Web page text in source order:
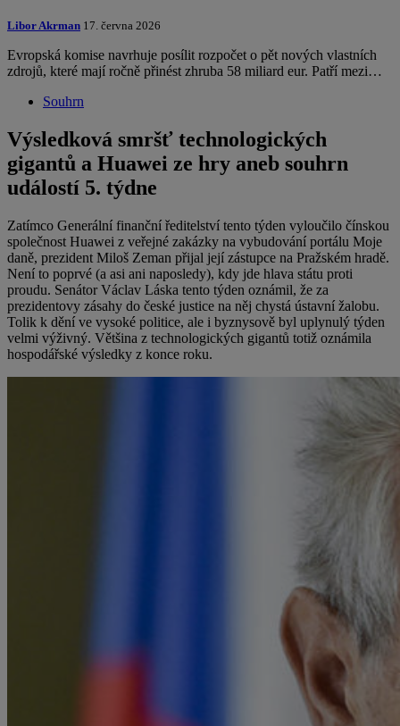
Libor Akrman 17. června 2026
Evropská komise navrhuje posílit rozpočet o pět nových vlastních
zdrojů, které mají ročně přinést zhruba 58 miliard eur. Patří mezi…
Souhrn
Výsledková smršť technologických
gigantů a Huawei ze hry aneb souhrn
událostí 5. týdne
Zatímco Generální finanční ředitelství tento týden vyloučilo čínskou
společnost Huawei z veřejné zakázky na vybudování portálu Moje
daně, prezident Miloš Zeman přijal její zástupce na Pražském hradě.
Není to poprvé (a asi ani naposledy), kdy jde hlava státu proti
proudu. Senátor Václav Láska tento týden oznámil, že za
prezidentovy zásahy do české justice na něj chystá ústavní žalobu.
Tolik k dění ve vysoké politice, ale i byznysově byl uplynulý týden
velmi výživný. Většina z technologických gigantů totiž oznámila
hospodářské výsledky z konce roku.